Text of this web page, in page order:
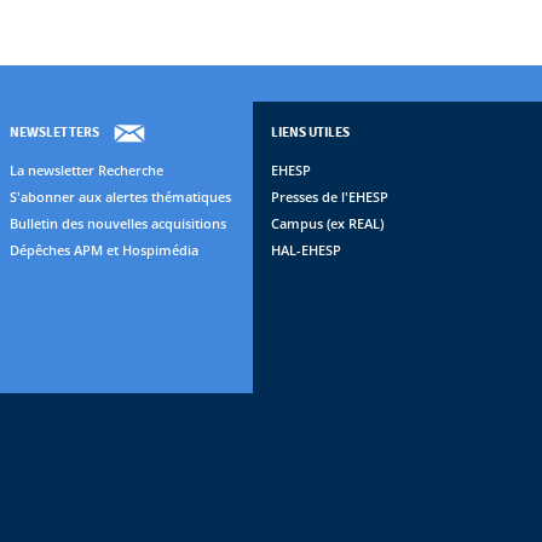
NEWSLETTERS
La newsletter Recherche
S'abonner aux alertes thématiques
Bulletin des nouvelles acquisitions
Dépêches APM et Hospimédia
LIENS UTILES
EHESP
Presses de l'EHESP
Campus (ex REAL)
HAL-EHESP